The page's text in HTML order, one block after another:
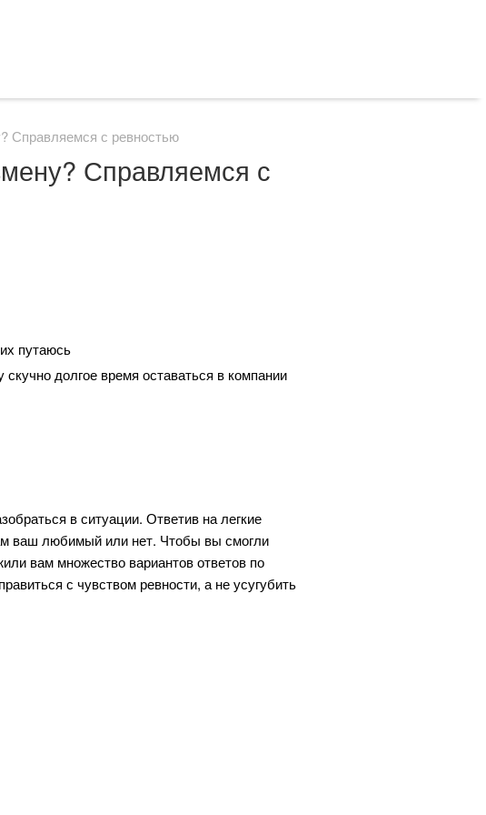
Справляемся с ревностью
Справляемся с
путаюсь
долгое время оставаться в компании
в ситуации. Ответив на легкие
ваш любимый или нет. Чтобы вы смогли
вам множество вариантов ответов по
с чувством ревности, а не усугубить